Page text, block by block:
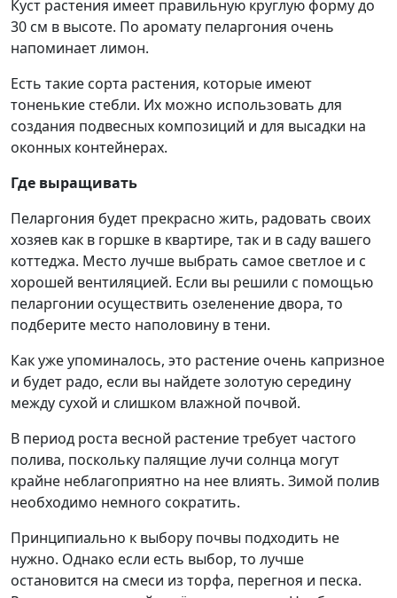
Куст растения имеет правильную круглую форму до
30 см в высоте. По аромату пеларгония очень
напоминает лимон.
Есть такие сорта растения, которые имеют
тоненькие стебли. Их можно использовать для
создания подвесных композиций и для высадки на
оконных контейнерах.
Где выращивать
Пеларгония будет прекрасно жить, радовать своих
хозяев как в горшке в квартире, так и в саду вашего
коттеджа. Место лучше выбрать самое светлое и с
хорошей вентиляцией. Если вы решили с помощью
пеларгонии осуществить озеленение двора, то
подберите место наполовину в тени.
Как уже упоминалось, это растение очень капризное
и будет радо, если вы найдете золотую середину
между сухой и слишком влажной почвой.
В период роста весной растение требует частого
полива, поскольку палящие лучи солнца могут
крайне неблагоприятно на нее влиять. Зимой полив
необходимо немного сократить.
Принципиально к выбору почвы подходить не
нужно. Однако если есть выбор, то лучше
остановится на смеси из торфа, перегноя и песка.